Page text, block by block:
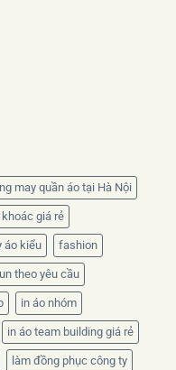
may quần áo tại Hà Nội
giá rẻ
áo kiểu fashion
theo yêu cầu
in áo nhóm
in áo team building giá rẻ
làm đồng phục công ty